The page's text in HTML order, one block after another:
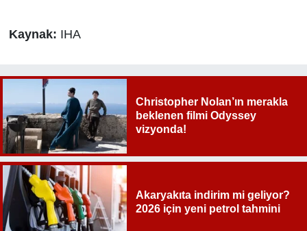
Kaynak: IHA
Christopher Nolan’ın merakla
beklenen filmi Odyssey
vizyonda!
Akaryakıta indirim mi geliyor?
2026 için yeni petrol tahmini